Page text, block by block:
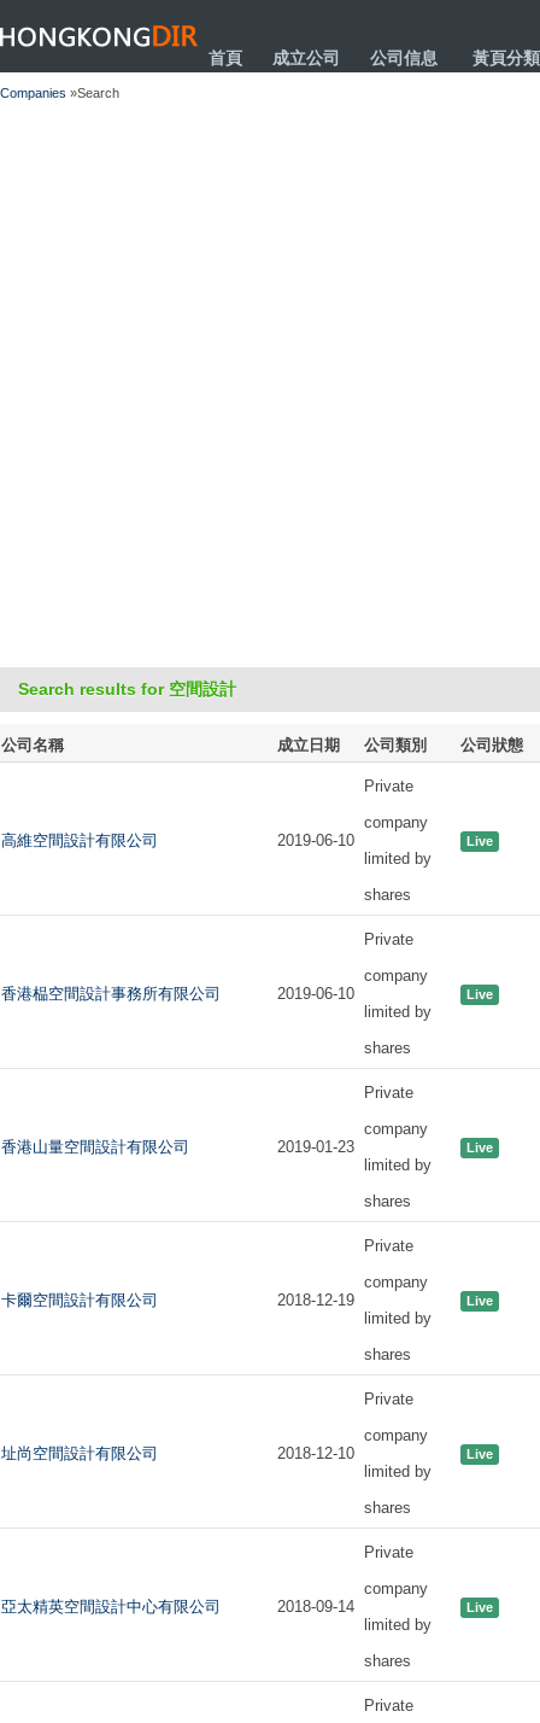
HONGKONGDIR
首頁 成立公司 公司信息 黃頁分類
Companies »Search
Search results for 空間設計
公司名稱 成立日期 公司類別 公司狀態
高維空間設計有限公司 2019-06-10
Private
company
limited by
shares
Live
香港榀空間設計事務所有限公司 2019-06-10
Private
company
limited by
shares
Live
香港山量空間設計有限公司 2019-01-23
Private
company
limited by
shares
Live
卡爾空間設計有限公司 2018-12-19
Private
company
limited by
shares
Live
址尚空間設計有限公司 2018-12-10
Private
company
limited by
shares
Live
亞太精英空間設計中心有限公司 2018-09-14
Private
company
limited by
shares
Live
Private